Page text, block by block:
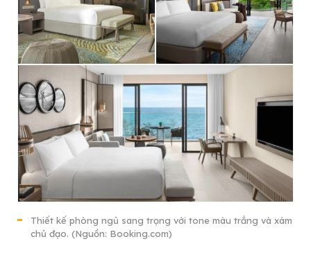
Thiết kế phòng ngủ sang trọng với tone màu trắng và xám
chủ đạo. (Nguồn: Booking.com)